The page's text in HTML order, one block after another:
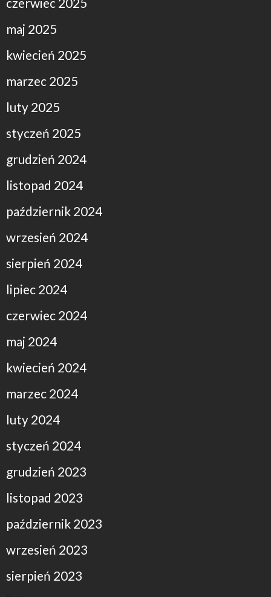
maj 2025
kwiecień 2025
marzec 2025
luty 2025
styczeń 2025
grudzień 2024
listopad 2024
październik 2024
wrzesień 2024
sierpień 2024
lipiec 2024
czerwiec 2024
maj 2024
kwiecień 2024
marzec 2024
luty 2024
styczeń 2024
grudzień 2023
listopad 2023
październik 2023
wrzesień 2023
sierpień 2023